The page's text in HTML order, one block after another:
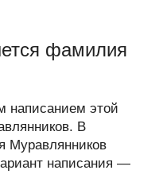
фамилия
написанием этой
В
Муравлянников
написания —